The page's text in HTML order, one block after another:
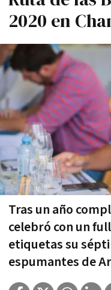
2020 en
Tras un año
celebró con un
etiquetas su
espumantes de